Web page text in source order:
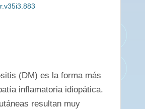
(DM) es la forma más
inflamatoria idiopática.
resultan muy